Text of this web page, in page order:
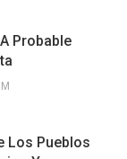
Probable
Los Pueblos